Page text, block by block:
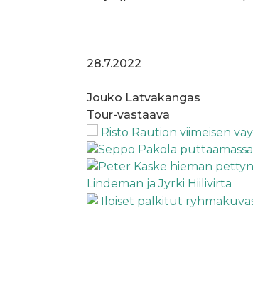
28.7.2022
Jouko Latvakangas
Tour-vastaava